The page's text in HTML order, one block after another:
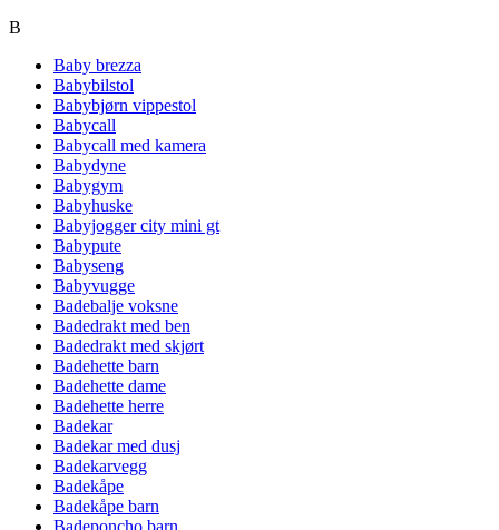
B
Baby brezza
Babybilstol
Babybjørn vippestol
Babycall
Babycall med kamera
Babydyne
Babygym
Babyhuske
Babyjogger city mini gt
Babypute
Babyseng
Babyvugge
Badebalje voksne
Badedrakt med ben
Badedrakt med skjørt
Badehette barn
Badehette dame
Badehette herre
Badekar
Badekar med dusj
Badekarvegg
Badekåpe
Badekåpe barn
Badeponcho barn